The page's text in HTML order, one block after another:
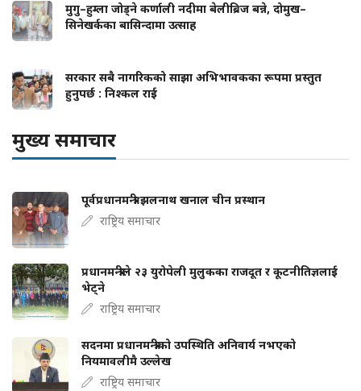
मुगु–हुम्ला जोड्ने कर्णाली नदीमा बेलीब्रिज बन्ने, दोमुख–
सिनेखर्कका बासिन्दामा उत्साह
सरकार सबै नागरिकको साझा अभिभावकका रूपमा प्रस्तुत
हुनुपर्छ : निश्कल राई
मुख्य समाचार
पूर्वप्रधानमन्त्री झलनाथ खनाल चीन प्रस्थान
राष्ट्रिय समाचार
प्रधानमन्त्रीले २३ युरोपेली मुलुकका राजदूत र कूटनीतिज्ञलाई
भेट्ने
राष्ट्रिय समाचार
सदनमा प्रधानमन्त्रीको उपस्थिति अनिवार्य नभएको
नियमावलीमै उल्लेख
राष्ट्रिय समाचार